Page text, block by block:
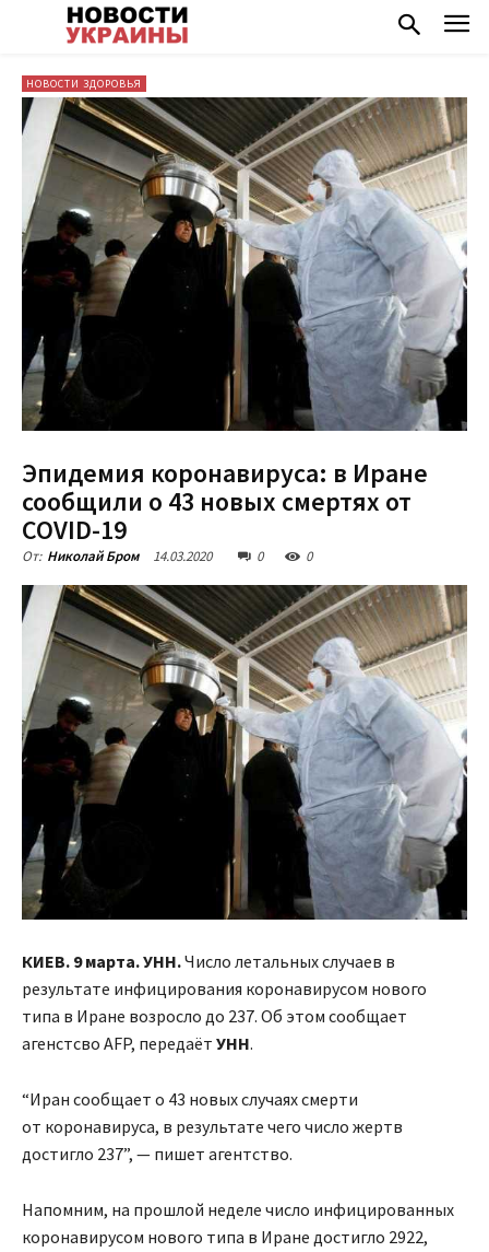
НОВОСТИ ЗДОРОВЬЯ
Эпидемия коронавируса: в Иране
сообщили о 43 новых смертях от
COVID-19
От: Николай Бром 14.03.2020 0 0
КИЕВ. 9 марта. УНН.Число летальных случаев в
результате инфицирования коронавирусом нового
типа в Иране возросло до 237. Об этом сообщает
агенстсво AFP, передаёт УНН.
“Иран сообщает о 43 новых случаях смерти
от коронавируса, в результате чего число жертв
достигло 237”, — пишет агентство.
Напомним, на прошлой неделе число инфицированных
коронавирусом нового типа в Иране достигло 2922,